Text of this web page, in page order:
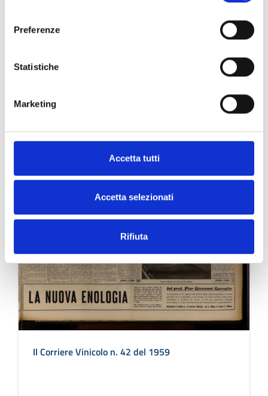
Preferenze
Statistiche
Marketing
Accetta tutti
Accetta selezionati
Rifiuta
Il Corriere Vinicolo n. 42 del 1959